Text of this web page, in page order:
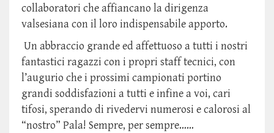
collaboratori che affiancano la dirigenza
valsesiana con il loro indispensabile apporto.
Un abbraccio grande ed affettuoso a tutti i nostri
fantastici ragazzi con i propri staff tecnici, con
l’augurio che i prossimi campionati portino
grandi soddisfazioni a tutti e infine a voi, cari
tifosi, sperando di rivedervi numerosi e calorosi al
“nostro” Pala! Sempre, per sempre……